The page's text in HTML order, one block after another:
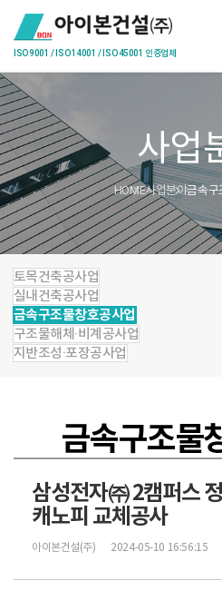
사업
HOME사업분야금속구
토목건축공사업
실내건축공사업
금속구조물창호공사업
구조물해체·비계공사업
지반조성·포장공사업
금속구조물
삼성전자㈜ 2캠퍼스
캐노피 교체공사
아이본건설(주) 2024-05-10 16:56:15